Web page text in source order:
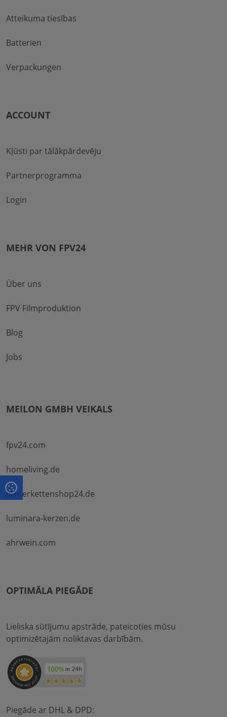
Atteikuma tiesības
Batterien
Verpackungen
ACCOUNT
Kļūsti par tālākpārdevēju
Partnerprogramma
Login
MEHR VON FPV24
Über uns
FPV Filmproduktion
Blog
Jobs
MEILON GMBH VEIKALS
fpv24.com
homeliving.de
lichterkettenshop24.de
luminara-kerzen.de
ahrwein.com
OPTIMĀLA PIEGĀDE
Lieliska sūtījumu apstrāde, pateicoties mūsu
optimizētajām noliktavas darbībām.
Piegāde ar DHL & DPD: